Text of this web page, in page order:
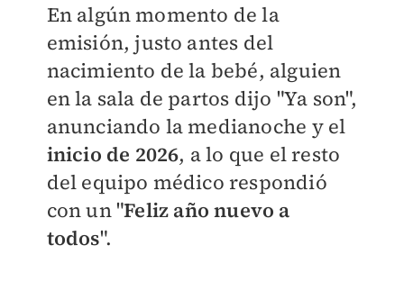
En algún momento de la
emisión, justo antes del
nacimiento de la bebé, alguien
en la sala de partos dijo "Ya son",
anunciando la medianoche y el
inicio de 2026, a lo que el resto
del equipo médico respondió
con un "Feliz año nuevo a
todos".